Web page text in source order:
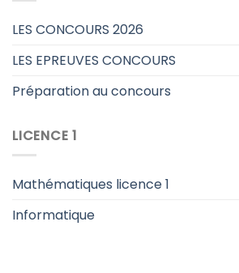
LES CONCOURS 2026
LES EPREUVES CONCOURS
Préparation au concours
LICENCE 1
Mathématiques licence 1
Informatique